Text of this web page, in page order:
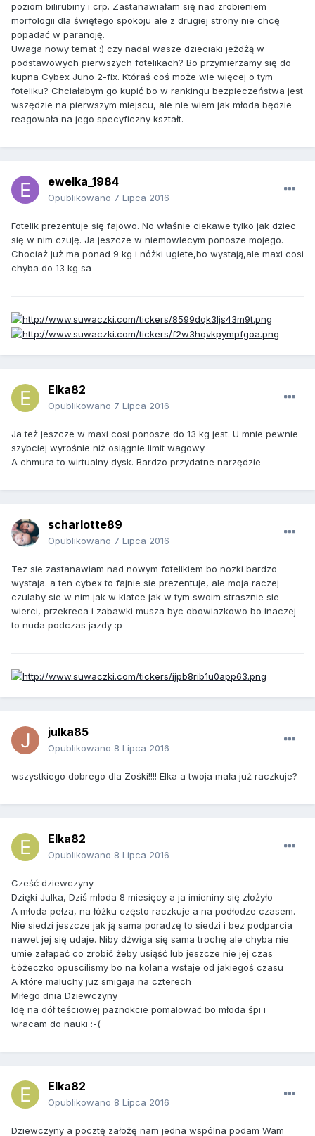
poziom bilirubiny i crp. Zastanawiałam się nad zrobieniem
morfologii dla świętego spokoju ale z drugiej strony nie chcę
popadać w paranoję.
Uwaga nowy temat :) czy nadal wasze dzieciaki jeżdżą w
podstawowych pierwszych fotelikach? Bo przymierzamy się do
kupna Cybex Juno 2-fix. Któraś coś może wie więcej o tym
foteliku? Chciałabym go kupić bo w rankingu bezpieczeństwa jest
wszędzie na pierwszym miejscu, ale nie wiem jak młoda będzie
reagowała na jego specyficzny kształt.
ewelka_1984
Opublikowano 7 Lipca 2016
Fotelik prezentuje się fajowo. No właśnie ciekawe tylko jak dziec
się w nim czuję. Ja jeszcze w niemowlecym ponosze mojego.
Chociaż już ma ponad 9 kg i nóżki ugiete,bo wystają,ale maxi cosi
chyba do 13 kg sa
Elka82
Opublikowano 7 Lipca 2016
Ja też jeszcze w maxi cosi ponosze do 13 kg jest. U mnie pewnie
szybciej wyrośnie niż osiągnie limit wagowy
A chmura to wirtualny dysk. Bardzo przydatne narzędzie
scharlotte89
Opublikowano 7 Lipca 2016
Tez sie zastanawiam nad nowym fotelikiem bo nozki bardzo
wystaja. a ten cybex to fajnie sie prezentuje, ale moja raczej
czulaby sie w nim jak w klatce jak w tym swoim strasznie sie
wierci, przekreca i zabawki musza byc obowiazkowo bo inaczej
to nuda podczas jazdy :p
julka85
Opublikowano 8 Lipca 2016
wszystkiego dobrego dla Zośki!!!! Elka a twoja mała już raczkuje?
Elka82
Opublikowano 8 Lipca 2016
Cześć dziewczyny
Dzięki Julka, Dziś młoda 8 miesięcy a ja imieniny się złożyło
A młoda pełza, na łóżku często raczkuje a na podłodze czasem.
Nie siedzi jeszcze jak ją sama poradzę to siedzi i bez podparcia
nawet jej się udaje. Niby dźwiga się sama trochę ale chyba nie
umie załapać co zrobić żeby usiąść lub jeszcze nie jej czas
Łóżeczko opuscilismy bo na kolana wstaje od jakiegoś czasu
A które maluchy juz smigaja na czterech
Miłego dnia Dziewczyny
Idę na dół teściowej paznokcie pomalować bo młoda śpi i
wracam do nauki :-(
Elka82
Opublikowano 8 Lipca 2016
Dziewczyny a pocztę założę nam jedna wspólna podam Wam